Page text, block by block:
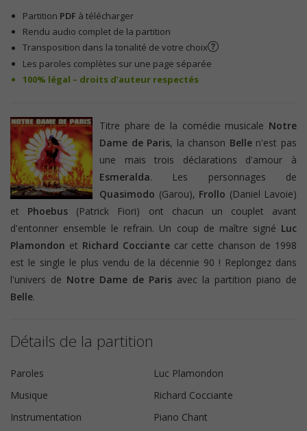
Partition PDF à télécharger
Rendu audio complet de la partition
Transposition dans la tonalité de votre choix
Les paroles complètes sur une page séparée
100% légal – droits d’auteur respectés
Titre phare de la comédie musicale Notre
Dame de Paris, la chanson Bellen'est pas
une mais trois déclarations d'amour à
Esmeralda. Les personnages de
Quasimodo (Garou), Frollo (Daniel Lavoie)
et Phoebus (Patrick Fiori) ont chacun un couplet avant
d'entonner ensemble le refrain. Un coup de maître signé Luc
Plamondon et Richard Cocciantecar cette chanson de 1998
est le single le plus vendu de la décennie 90 ! Replongez dans
l'univers de Notre Dame de Paris avec la partition piano de
Belle.
Détails de la partition
Paroles
Luc Plamondon
Musique
Richard Cocciante
Instrumentation
Piano Chant